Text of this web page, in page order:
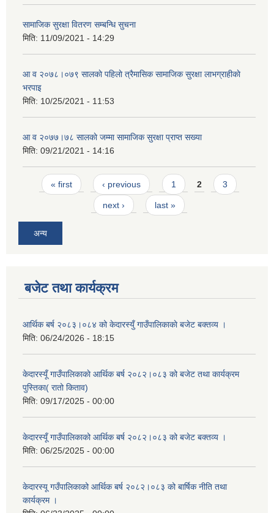
सामाजिक सुरक्षा वितरण सम्बन्धि सुचना
मिति: 11/09/2021 - 14:29
आ व २०७८।०७९ सालकाे पहिलाे त्रैमासिक सामाजिक सुरक्षा लाभग्राहीकाे
भरपाइ
मिति: 10/25/2021 - 11:53
आ व २०७७।७८ सालकाे जम्मा सामाजिक सुरक्षा प्राप्त सख्या
मिति: 09/21/2021 - 14:16
Pages
« first ‹ previous 1 2 3
next › last »
अन्य
बजेट तथा कार्यक्रम
आर्थिक बर्ष २०८३।०८४ को केदारस्युँ गाउँपालिकाकाे बजेट बक्तव्य ।
मिति: 06/24/2026 - 18:15
केदारस्यूँ गाउँपालिकाकाे आर्थिक बर्ष २०८२।०८३ को बजेट तथा कार्यक्रम
पुस्तिका( रातो किताव)
मिति: 09/17/2025 - 00:00
केदारस्यूँ गाउँपालिकाको आर्थिक बर्ष २०८२।०८३ को बजेट बक्तव्य ।
मिति: 06/25/2025 - 00:00
केदारस्यू गउँपालिकाको आर्थिक बर्ष २०८२।०८३ को बार्षिक नीति तथा
कार्यक्रम ।